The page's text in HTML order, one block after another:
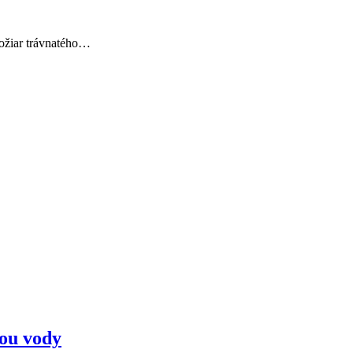
trávnatého…
vody